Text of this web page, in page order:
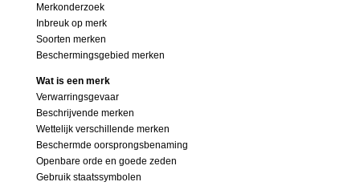
Merkonderzoek
Inbreuk op merk
Soorten merken
Beschermingsgebied merken
Wat is een merk
Verwarringsgevaar
Beschrijvende merken
Wettelijk verschillende merken
Beschermde oorsprongsbenaming
Openbare orde en goede zeden
Gebruik staatssymbolen